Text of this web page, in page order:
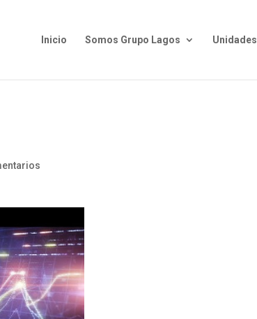
Inicio Somos Grupo Lagos Unidades